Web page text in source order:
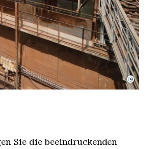
©
Sie die beeindruckenden